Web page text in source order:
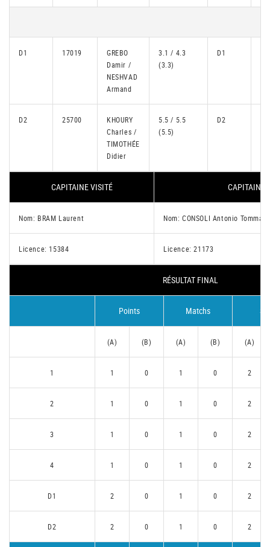
D1 17019
GREBO
Damir /
NESHVAD
Armand
3.1 / 4.3
(3.3)
D1
D2 25700
KHOURY
Charles /
TIMOTHÉE
Didier
5.5 / 5.5
(5.5)
D2
CAPITAINE VISITÉ CAPITAINE
Nom: BRAM Laurent Nom: CONSOLI Antonio Tommaso
Licence: 15384 Licence: 21173
RÉSULTAT FINAL
Points Matchs
(A) (B) (A) (B) (A)
1 1 0 1 0 2
2 1 0 1 0 2
3 1 0 1 0 2
4 1 0 1 0 2
D1 2 0 1 0 2
D2 2 0 1 0 2